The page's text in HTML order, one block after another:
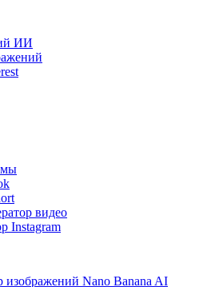
ИИ
видео
Instagram
изображений Nano Banana AI